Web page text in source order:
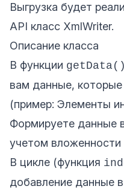
Выгрузка будет
API класс XmlWriter.
Описание класса
В функции getData()
вам данные,
(пример: Элементы
Формируете данные
учетом вложенности
В цикле (функция
добавление данные